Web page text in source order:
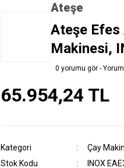
Ateşe
Ateşe Efes
Makinesi,
0 yorumu gör -
65.954,24 TL
Kategori
Çay
Stok Kodu
INOX